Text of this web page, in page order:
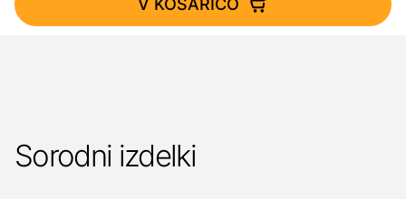
V KOŠARICO
Sorodni izdelki